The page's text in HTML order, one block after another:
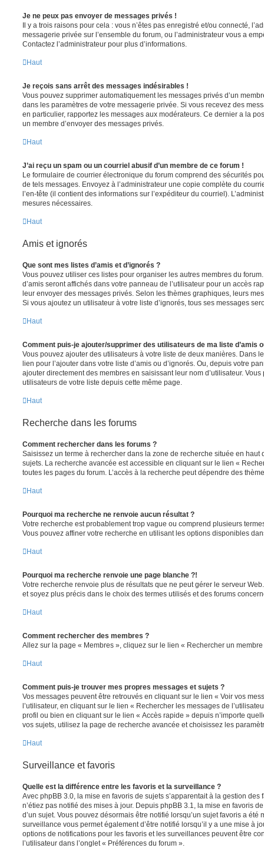
Je ne peux pas envoyer de messages privés !
Il y a trois raisons pour cela : vous n’êtes pas enregistré et/ou connecté,
messagerie privée sur l’ensemble du forum, ou l’administrateur vous a
Contactez l’administrateur pour plus d’informations.
Haut
Je reçois sans arrêt des messages indésirables !
Vous pouvez supprimer automatiquement les messages privés d’un
dans les paramètres de votre messagerie privée. Si vous recevez des
en particulier, rapportez les messages aux modérateurs. Ce dernier a la
un membre d’envoyer des messages privés.
Haut
J’ai reçu un spam ou un courriel abusif d’un membre de ce forum !
Le formulaire de courrier électronique du forum comprend des sécurités
de tels messages. Envoyez à l’administrateur une copie complète du
l’en-tête (il contient des informations sur l’expéditeur du courriel).
mesures nécessaires.
Haut
Amis et ignorés
Que sont mes listes d’amis et d’ignorés ?
Vous pouvez utiliser ces listes pour organiser les autres membres du
d’amis seront affichés dans votre panneau de l’utilisateur pour un accès
leur envoyer des messages privés. Selon les thèmes graphiques, leurs
Si vous ajoutez un utilisateur à votre liste d’ignorés, tous ses messages
Haut
Comment puis-je ajouter/supprimer des utilisateurs de ma liste d’amis
Vous pouvez ajouter des utilisateurs à votre liste de deux manières. Dans
lien pour l’ajouter dans votre liste d’amis ou d’ignorés. Ou, depuis votre
ajouter directement des membres en saisissant leur nom d’utilisateur.
utilisateurs de votre liste depuis cette même page.
Haut
Recherche dans les forums
Comment rechercher dans les forums ?
Saisissez un terme à rechercher dans la zone de recherche située en haut
sujets. La recherche avancée est accessible en cliquant sur le lien «
toutes les pages du forum. L’accès à la recherche peut dépendre des
Haut
Pourquoi ma recherche ne renvoie aucun résultat ?
Votre recherche est probablement trop vague ou comprend plusieurs
Vous pouvez affiner votre recherche en utilisant les options disponibles
Haut
Pourquoi ma recherche renvoie une page blanche ?!
Votre recherche renvoie plus de résultats que ne peut gérer le serveur
et soyez plus précis dans le choix des termes utilisés et des forums
Haut
Comment rechercher des membres ?
Allez sur la page « Membres », cliquez sur le lien « Rechercher un membre
Haut
Comment puis-je trouver mes propres messages et sujets ?
Vos messages peuvent être retrouvés en cliquant sur le lien « Voir vos
l’utilisateur, en cliquant sur le lien « Rechercher les messages de
profil ou bien en cliquant sur le lien « Accès rapide » depuis n’importe
vos sujets, utilisez la page de recherche avancée et choisissez les
Haut
Surveillance et favoris
Quelle est la différence entre les favoris et la surveillance ?
Avec phpBB 3.0, la mise en favoris de sujets s’apparentait à la gestion des
n’étiez pas notifié des mises à jour. Depuis phpBB 3.1, la mise en favoris
d’un sujet. Vous pouvez désormais être notifié lorsqu’un sujet favoris a été
surveillance vous permet également d’être notifié lorsqu’il y a une mise à
options de notifications pour les favoris et les surveillances peuvent être
l’utilisateur dans l’onglet « Préférences du forum ».